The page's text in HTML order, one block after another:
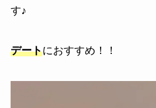
す♪
デートにおすすめ！！